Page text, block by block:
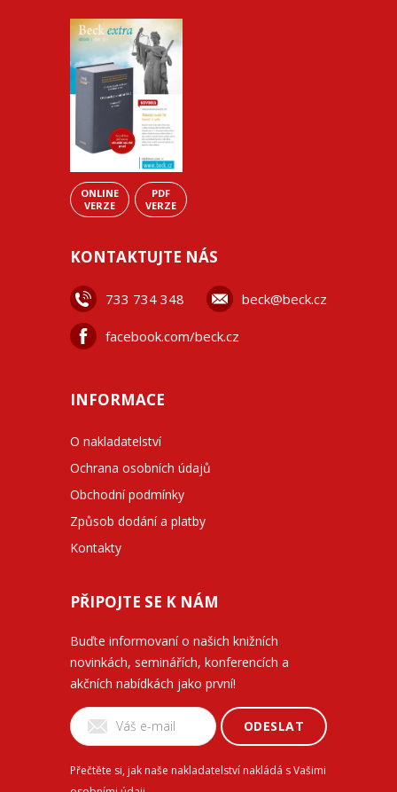
ONLINE
VERZE
PDF
VERZE
KONTAKTUJTE NÁS
733 734 348 beck@beck.cz
facebook.com/beck.cz
INFORMACE
O nakladatelství
Ochrana osobních údajů
Obchodní podmínky
Způsob dodání a platby
Kontakty
PŘIPOJTE SE K NÁM
Buďte informovaní o našich knižních
novinkách, seminářích, konferencích a
akčních nabídkách jako první!
ODESLAT
Přečtěte si, jak naše nakladatelství nakládá s Vašimi